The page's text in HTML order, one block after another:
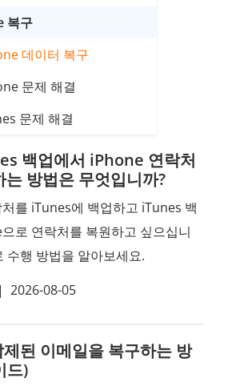
복구
데이터 복구
문제 해결
문제 해결
백업에서 iPhone 연락처
는 방법은 무엇입니까?
를 iTunes에 백업하고 iTunes 백
로 연락처를 복원하고 싶으십니
수행 방법을 알아보세요.
| 2026-08-05
된 이메일을 복구하는 방
드)